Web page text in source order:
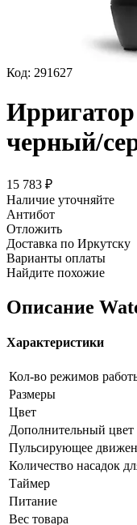
Код: 291627
черный/
15 783 ₽
Наличие уточняйте
Антибот
Отложить
Доставка по Иркутску
Варианты оплаты
Найдите похожие
Описание
Характеристики
Кол-во режимов
Размеры
Цвет
Дополнительный цвет
Пульсирующее
Количество насадок
Таймер
Питание
Вес товара